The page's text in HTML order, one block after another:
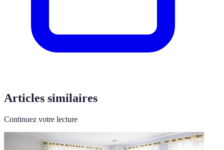
Articles similaires
Continuez votre lecture